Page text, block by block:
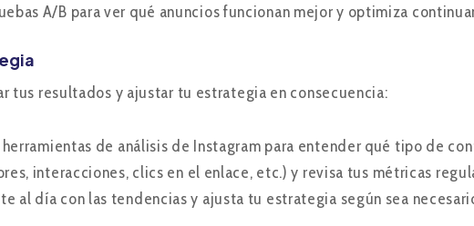
A/B para ver qué anuncios funcionan mejor y optimiza
tus resultados y ajustar tu estrategia en consecuencia:
de análisis de Instagram para entender qué tipo de
interacciones, clics en el enlace, etc.) y revisa tus métricas
al día con las tendencias y ajusta tu estrategia según sea